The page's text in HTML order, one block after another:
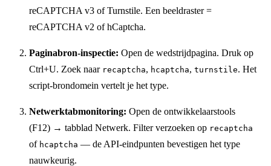
reCAPTCHA v3 of Turnstile. Een beeldraster =
reCAPTCHA v2 of hCaptcha.
Paginabron-inspectie: Open de wedstrijdpagina. Druk op
Ctrl+U. Zoek naar recaptcha, hcaptcha, turnstile. Het
script-brondomein vertelt je het type.
Netwerktabmonitoring: Open de ontwikkelaarstools
(F12) → tabblad Netwerk. Filter verzoeken op recaptcha
of hcaptcha — de API-eindpunten bevestigen het type
nauwkeurig.